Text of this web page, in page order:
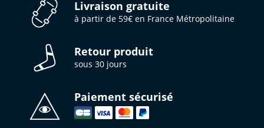
Livraison gratuite
à partir de 59€ en France Métropolitaine
Retour produit
sous 30 jours
Paiement sécurisé